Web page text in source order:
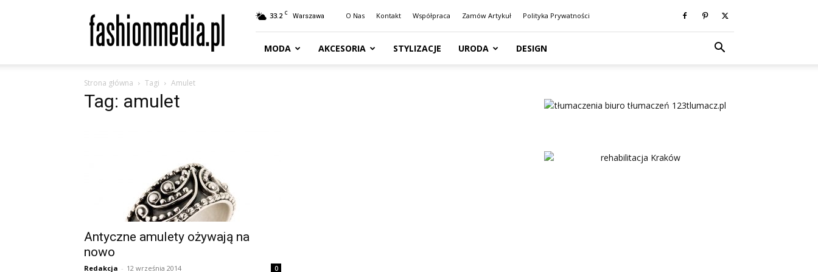
Moda
Styl
|
Trendy
33.2 C Warszawa O Nas Kontakt Współpraca Zamów Artykuł Polityka Prywatności
MODA AKCESORIA STYLIZACJE URODA DESIGN
Strona główna Tagi Amulet
Tag: amulet
Antyczne amulety ożywają na
nowo
Redakcja - 12 września 2014 0